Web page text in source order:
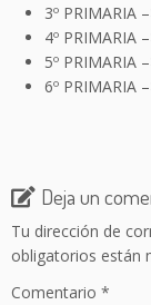
3º PRIMARIA
4º PRIMARIA
5º PRIMARIA
6º PRIMARIA
Deja un
Tu dirección de
obligatorios están
Comentario *